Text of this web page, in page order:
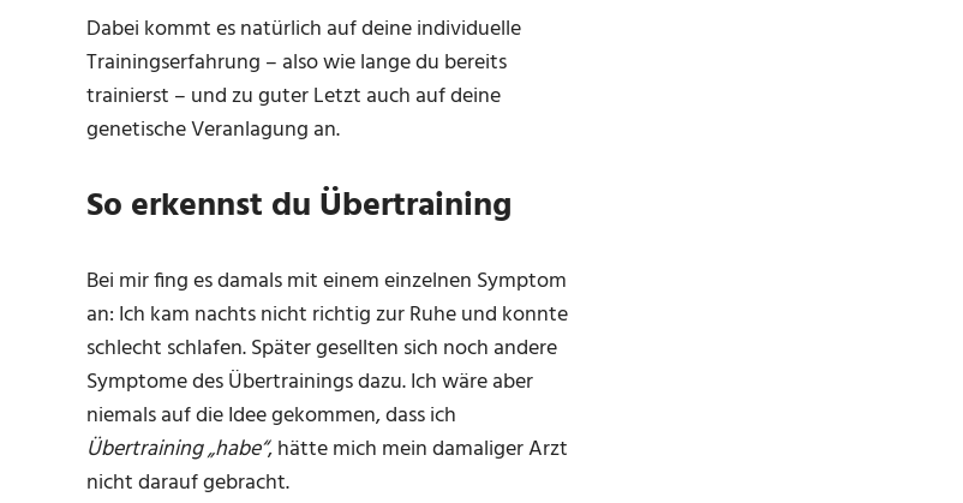
Dabei kommt es natürlich auf deine individuelle
Trainingserfahrung – also wie lange du bereits
trainierst – und zu guter Letzt auch auf deine
genetische Veranlagung an.
So erkennst du Übertraining
Bei mir fing es damals mit einem einzelnen Symptom
an: Ich kam nachts nicht richtig zur Ruhe und konnte
schlecht schlafen. Später gesellten sich noch andere
Symptome des Übertrainings dazu. Ich wäre aber
niemals auf die Idee gekommen, dass ich
Übertraining „habe“, hätte mich mein damaliger Arzt
nicht darauf gebracht.